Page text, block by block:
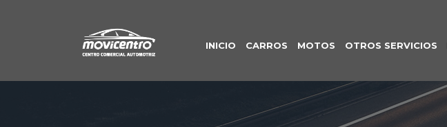
INICIO CARROS MOTOS OTROS SERVICIOS